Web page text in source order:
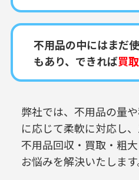
不用品の中にはまだ
もあり、できれば買
弊社では、不用品の量
に応じて柔軟に対応し、
不用品回収・買取・粗
お悩みを解決いたします